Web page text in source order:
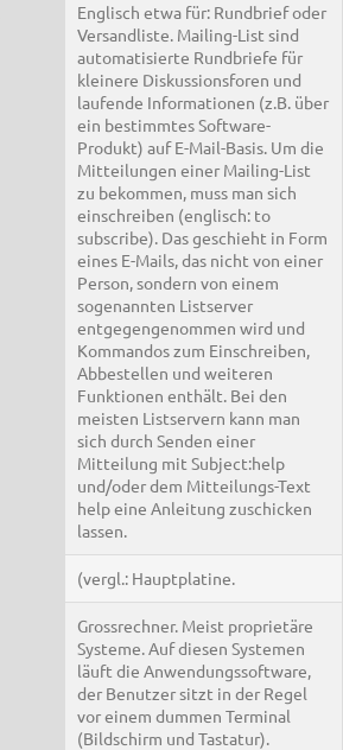
Englisch etwa für: Rundbrief oder
Versandliste. Mailing-List sind
automatisierte Rundbriefe für
kleinere Diskussionsforen und
laufende Informationen (z.B. über
ein bestimmtes Software-
Produkt) auf E-Mail-Basis. Um die
Mitteilungen einer Mailing-List
zu bekommen, muss man sich
einschreiben (englisch: to
subscribe). Das geschieht in Form
eines E-Mails, das nicht von einer
Person, sondern von einem
sogenannten Listserver
entgegengenommen wird und
Kommandos zum Einschreiben,
Abbestellen und weiteren
Funktionen enthält. Bei den
meisten Listservern kann man
sich durch Senden einer
Mitteilung mit Subject:help
und/oder dem Mitteilungs-Text
help eine Anleitung zuschicken
lassen.
(vergl.: Hauptplatine.
Grossrechner. Meist proprietäre
Systeme. Auf diesen Systemen
läuft die Anwendungssoftware,
der Benutzer sitzt in der Regel
vor einem dummen Terminal
(Bildschirm und Tastatur).